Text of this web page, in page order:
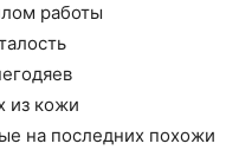
работы
из кожи
на последних похожи